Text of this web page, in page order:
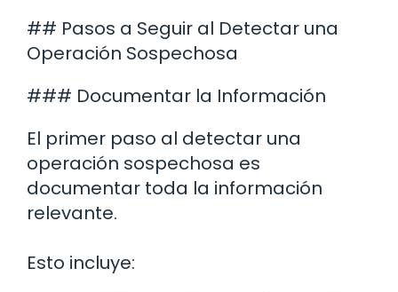
## Pasos a Seguir al Detectar una
Operación Sospechosa
### Documentar la Información
El primer paso al detectar una
operación sospechosa es
documentar toda la información
relevante.
Esto incluye: